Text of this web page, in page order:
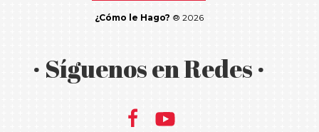
¿Cómo le Hago? ® 2026
· Síguenos en Redes ·